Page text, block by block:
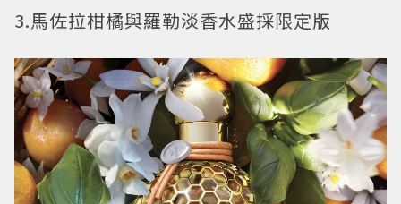
3.馬佐拉柑橘與羅勒淡香水盛採限定版